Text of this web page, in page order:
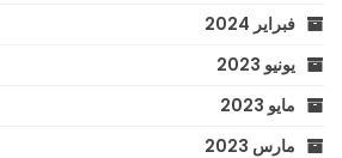
فبراير 2024
يونيو 2023
مايو 2023
مارس 2023